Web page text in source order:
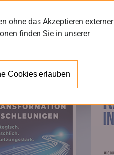
ohne das Akzeptieren externer
finden Sie in unserer
Cookies erlauben